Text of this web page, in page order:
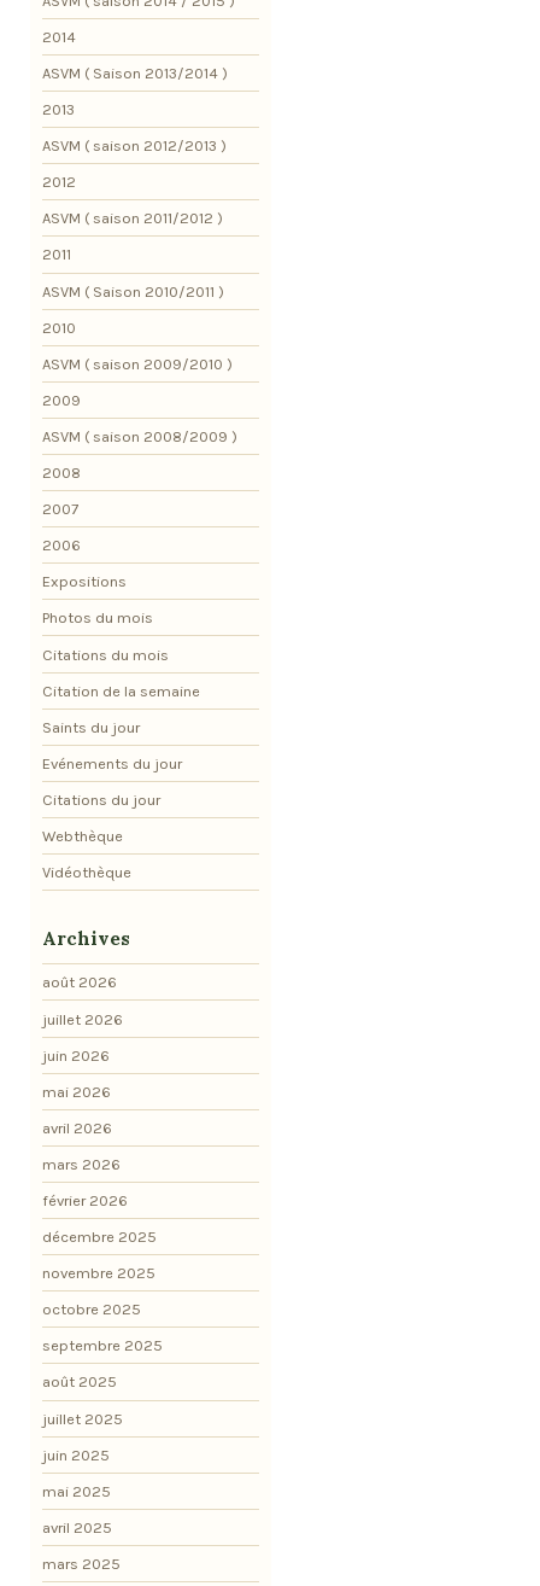
2014
ASVM ( Saison 2013/2014 )
2013
ASVM ( saison 2012/2013 )
2012
ASVM ( saison 2011/2012 )
2011
ASVM ( Saison 2010/2011 )
2010
ASVM ( saison 2009/2010 )
2009
ASVM ( saison 2008/2009 )
2008
2007
2006
Expositions
Photos du mois
Citations du mois
Citation de la semaine
Saints du jour
Evénements du jour
Citations du jour
Webthèque
Vidéothèque
Archives
août 2026
juillet 2026
juin 2026
mai 2026
avril 2026
mars 2026
février 2026
décembre 2025
novembre 2025
octobre 2025
septembre 2025
août 2025
juillet 2025
juin 2025
mai 2025
avril 2025
mars 2025